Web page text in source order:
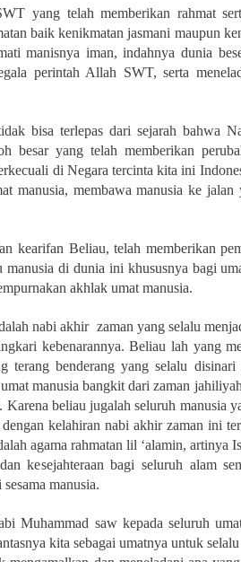
yang telah memberikan rahmat
baik kenikmatan jasmani maupun
manisnya iman, indahnya dunia
perintah Allah SWT, serta
bisa terlepas dari sejarah bahwa
besar yang telah memberikan
di Negara tercinta kita ini
manusia, membawa manusia ke
kearifan Beliau, telah memberikan
manusia di dunia ini khususnya bagi
akhlak umat manusia.
nabi akhir zaman yang selalu
kebenarannya. Beliau lah yang
terang benderang yang selalu disinari
manusia bangkit dari zaman
Karena beliau jugalah seluruh manusia
kelahiran nabi akhir zaman ini
agama rahmatan lil ‘alamin, artinya
kesejahteraan bagi seluruh alam
manusia.
Muhammad saw kepada seluruh
kita sebagai umatnya untuk